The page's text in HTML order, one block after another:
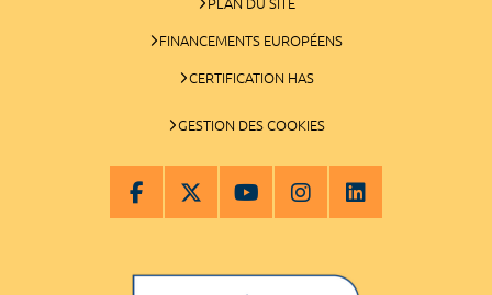
FINANCEMENTS EUROPÉENS
CERTIFICATION HAS
GESTION DES COOKIES